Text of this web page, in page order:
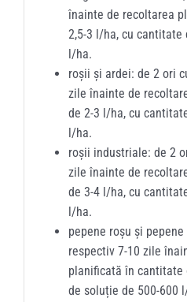
înainte de recoltarea
2,5-3 l/ha, cu cantitate
l/ha.
roșii și ardei: de 2 ori
zile înainte de
de 2-3 l/ha, cu
l/ha.
roșii industriale: de 2
zile înainte de
de 3-4 l/ha, cu
l/ha.
pepene roșu și
respectiv 7-10 zile
planificată în cantitate
de soluție de 500-600